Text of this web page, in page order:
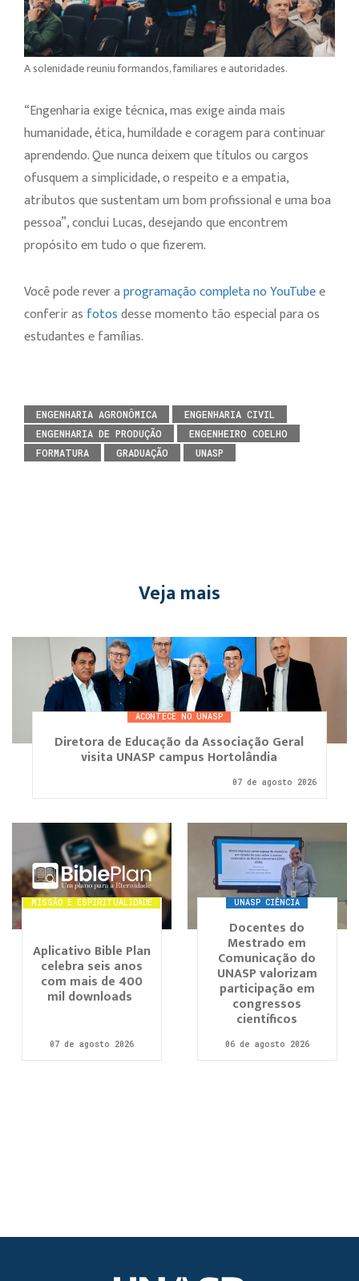
A solenidade reuniu formandos, familiares e autoridades.
“Engenharia exige técnica, mas exige ainda mais
humanidade, ética, humildade e coragem para continuar
aprendendo. Que nunca deixem que títulos ou cargos
ofusquem a simplicidade, o respeito e a empatia,
atributos que sustentam um bom profissional e uma boa
pessoa”, conclui Lucas, desejando que encontrem
propósito em tudo o que fizerem.
Você pode rever aprogramação completa no YouTubee
conferir as fotosdesse momento tão especial para os
estudantes e famílias.
ENGENHARIA AGRONÔMICA
ENGENHARIA CIVIL
ENGENHARIA DE PRODUÇÃO
ENGENHEIRO COELHO
FORMATURA
GRADUAÇÃO UNASP
Veja mais
ACONTECE NO UNASP
Diretora de Educação da Associação Geral
visita UNASP campus Hortolândia
07 de agosto 2026
MISSÃO E ESPIRITUALIDADE
Aplicativo Bible Plan
celebra seis anos
com mais de 400
mil downloads
07 de agosto 2026
UNASP CIÊNCIA
Docentes do
Mestrado em
Comunicação do
UNASP valorizam
participação em
congressos
científicos
06 de agosto 2026